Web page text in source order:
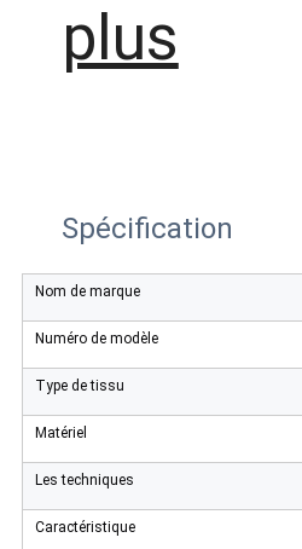
plus
Spécification
Nom de marque
Numéro de modèle
Type de tissu
Matériel
Les techniques
Caractéristique